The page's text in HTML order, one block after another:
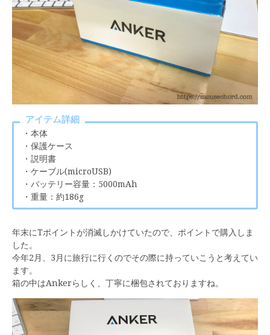
アイテム詳細
・本体
・保護ケース
・説明書
・ケーブル(microUSB)
・バッテリー容量：5000mAh
・重量：約186g
年末にTポイントが消滅しかけていたので、ポイントで購入しま
した。
今年2月、3月に旅行に行くのでその際に持っていこうと考えてい
ます。
箱の中はAnkerらしく、丁寧に梱包されておりますね。